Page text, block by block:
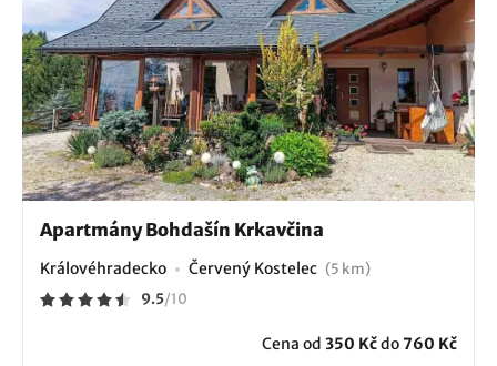
Apartmány Bohdašín Krkavčina
Královéhradecko Červený Kostelec (5 km)
9.5/10
Cena od 350 Kčdo760 Kč